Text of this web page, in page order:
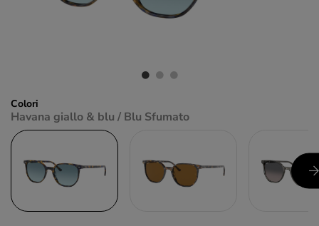
Colori
Havana giallo & blu / Blu Sfumato